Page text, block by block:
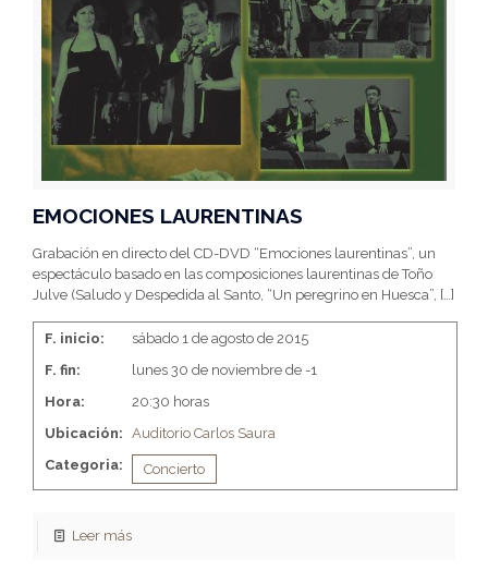
EMOCIONES LAURENTINAS
Grabación en directo del CD-DVD “Emociones laurentinas”, un
espectáculo basado en las composiciones laurentinas de Toño
Julve (Saludo y Despedida al Santo, “Un peregrino en Huesca”, […]
F. inicio:
sábado 1 de agosto de 2015
F. fin:
lunes 30 de noviembre de -1
Hora:
20:30 horas
Ubicación: Auditorio Carlos Saura
Categoria:
Concierto
Leer más